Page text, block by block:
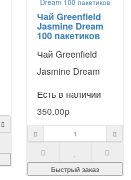
Чай Greenfield
Jasmine Dream
100 пакетиков
Чай Greenfield
Jasmine Dream
изысканным и
чуть сладковатым
вкусом, он очень
согрева..
Есть в наличии
350.00р
Быстрый заказ